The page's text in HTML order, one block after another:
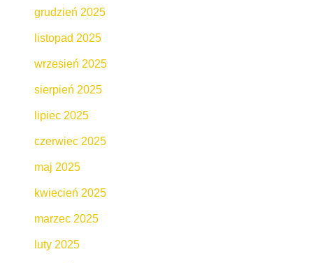
grudzień 2025
listopad 2025
wrzesień 2025
sierpień 2025
lipiec 2025
czerwiec 2025
maj 2025
kwiecień 2025
marzec 2025
luty 2025